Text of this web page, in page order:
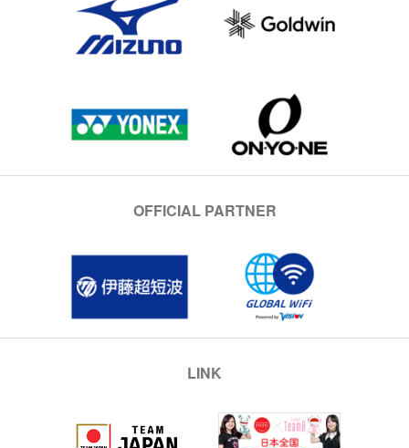
OFFICIAL PARTNER
LINK